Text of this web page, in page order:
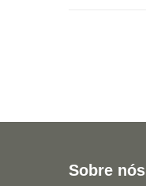
Sobre nós